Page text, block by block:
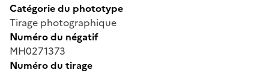
Catégorie du phototype
Tirage photographique
Numéro du négatif
MH0271373
Numéro du tirage